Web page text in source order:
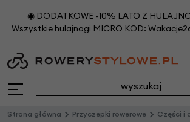
◉ DODATKOWE -10% LATO Z
Wszystkie hulajnogi MICRO KOD:
Strona główna Przyczepki rowerowe Części i